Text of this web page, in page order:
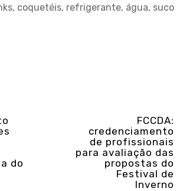
coquetéis, refrigerante, água, suco
do
FCCDA:
credenciamento
de profissionais
para avaliação das
propostas do
Festival de
Inverno